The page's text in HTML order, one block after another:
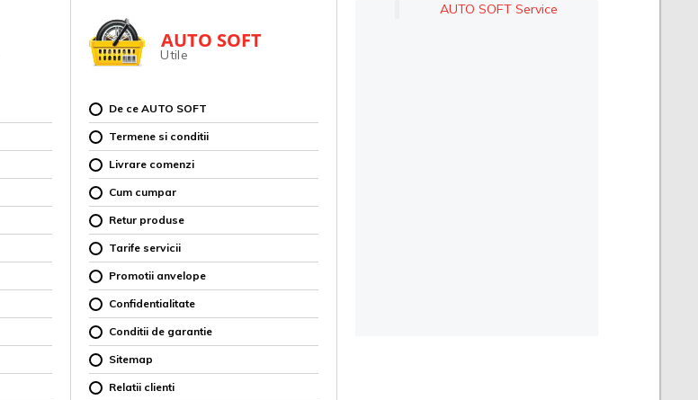
AUTO SOFT
Utile
De ce AUTO SOFT
Termene si conditii
Livrare comenzi
Cum cumpar
Retur produse
Tarife servicii
Promotii anvelope
Confidentialitate
Conditii de garantie
Sitemap
Relatii clienti
AUTO SOFT Service